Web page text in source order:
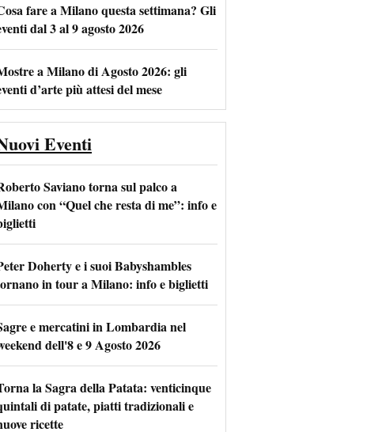
fare a Milano questa settimana? Gli
dal 3 al 9 agosto 2026
a Milano di Agosto 2026: gli
d’arte più attesi del mese
Eventi
Saviano torna sul palco a
con “Quel che resta di me”: info e
Doherty e i suoi Babyshambles
in tour a Milano: info e biglietti
e mercatini in Lombardia nel
dell'8 e 9 Agosto 2026
la Sagra della Patata: venticinque
di patate, piatti tradizionali e
ricette